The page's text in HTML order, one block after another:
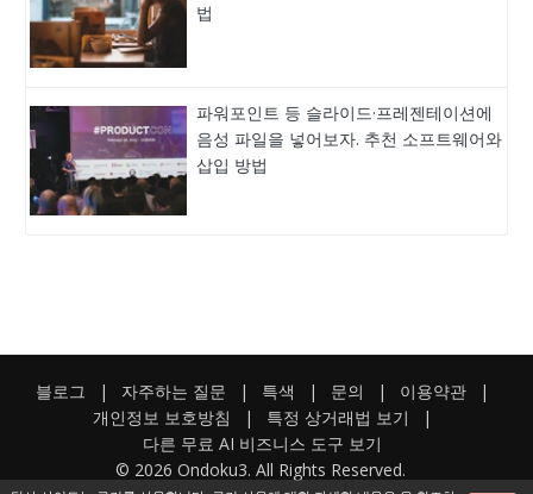
법
파워포인트 등 슬라이드·프레젠테이션에
음성 파일을 넣어보자. 추천 소프트웨어와
삽입 방법
블로그 | 자주하는 질문 | 특색 | 문의 | 이용약관
|
개인정보 보호방침
| 특정 상거래법 보기
|
다른 무료 AI 비즈니스 도구 보기
© 2026 Ondoku3. All Rights Reserved.